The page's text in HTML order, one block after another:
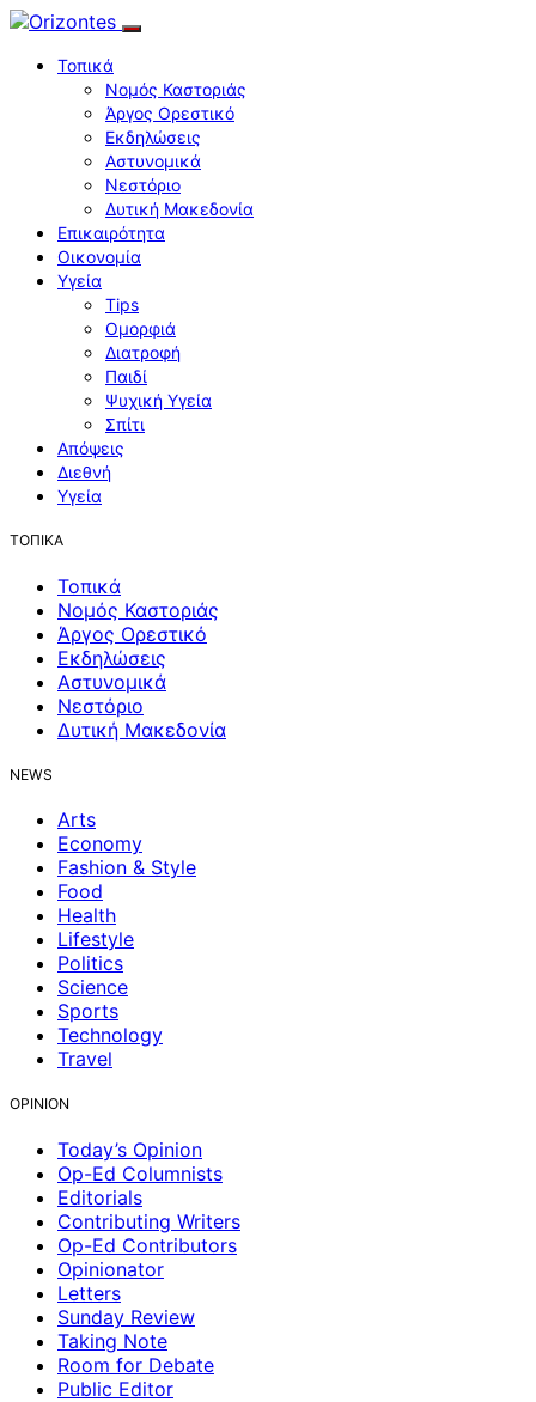
Τοπικά
Νομός Καστοριάς
Άργος Ορεστικό
Εκδηλώσεις
Αστυνομικά
Νεστόριο
Δυτική Μακεδονία
Επικαιρότητα
Οικονομία
Υγεία
Tips
Ομορφιά
Διατροφή
Παιδί
Ψυχική Υγεία
Σπίτι
Απόψεις
Διεθνή
Υγεία
ΤΟΠΙΚΑ
Τοπικά
Νομός Καστοριάς
Άργος Ορεστικό
Εκδηλώσεις
Αστυνομικά
Νεστόριο
Δυτική Μακεδονία
NEWS
Arts
Economy
Fashion & Style
Food
Health
Lifestyle
Politics
Science
Sports
Technology
Travel
OPINION
Today’s Opinion
Op-Ed Columnists
Editorials
Contributing Writers
Op-Ed Contributors
Opinionator
Letters
Sunday Review
Taking Note
Room for Debate
Public Editor